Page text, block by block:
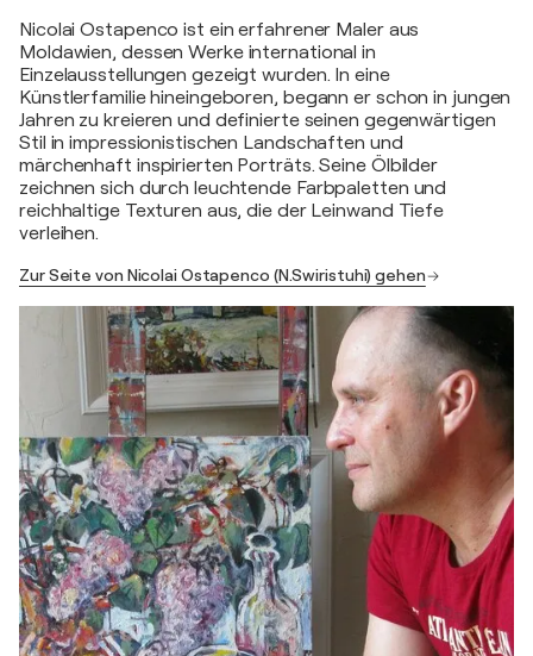
Nicolai Ostapenco ist ein erfahrener Maler aus
Moldawien, dessen Werke international in
Einzelausstellungen gezeigt wurden. In eine
Künstlerfamilie hineingeboren, begann er schon in jungen
Jahren zu kreieren und definierte seinen gegenwärtigen
Stil in impressionistischen Landschaften und
märchenhaft inspirierten Porträts. Seine Ölbilder
zeichnen sich durch leuchtende Farbpaletten und
reichhaltige Texturen aus, die der Leinwand Tiefe
verleihen.
Zur Seite von Nicolai Ostapenco (N.Swiristuhi) gehen